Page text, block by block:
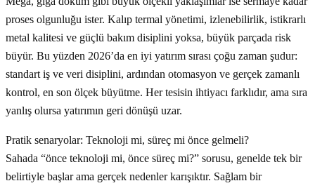
proses olgunluğu ister. Kalıp termal yönetimi, izlenebilirlik, istikrarlı
metal kalitesi ve güçlü bakım disiplini yoksa, büyük parçada risk
büyür. Bu yüzden 2026’da en iyi yatırım sırası çoğu zaman şudur:
standart iş ve veri disiplini, ardından otomasyon ve gerçek zamanlı
kontrol, en son ölçek büyütme. Her tesisin ihtiyacı farklıdır, ama sıra
yanlış olursa yatırımın geri dönüşü uzar.
Pratik senaryolar: Teknoloji mi, süreç mi önce gelmeli?
Sahada “önce teknoloji mi, önce süreç mi?” sorusu, genelde tek bir
belirtiyle başlar ama gerçek nedenler karışıktır. Sağlam bir